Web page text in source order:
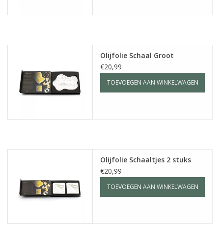
Olijfolie Schaal Groot
€20,99
TOEVOEGEN AAN WINKELWAGEN
Olijfolie Schaaltjes 2 stuks
€20,99
TOEVOEGEN AAN WINKELWAGEN